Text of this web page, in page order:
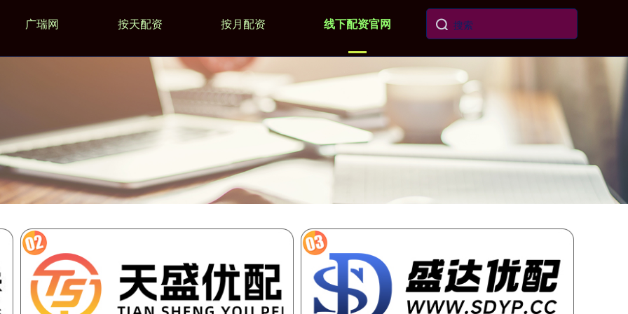
广瑞网 按天配资 按月配资 线下配资官网